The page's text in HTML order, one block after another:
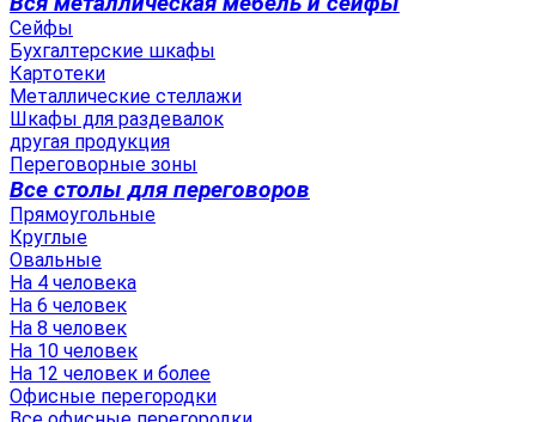
Сейфы
Бухгалтерские шкафы
Картотеки
Металлические стеллажи
Шкафы для раздевалок
другая продукция
Переговорные зоны
Все столы для переговоров
Прямоугольные
Круглые
Овальные
На 4 человека
На 6 человек
На 8 человек
На 10 человек
На 12 человек и более
Офисные перегородки